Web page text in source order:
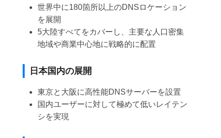
世界中に180箇所以上のDNSロケーション
を展開
5大陸すべてをカバーし、主要な人口密集
地域や商業中心地に戦略的に配置
日本国内の展開
東京と大阪に高性能DNSサーバーを設置
国内ユーザーに対して極めて低いレイテン
シを実現